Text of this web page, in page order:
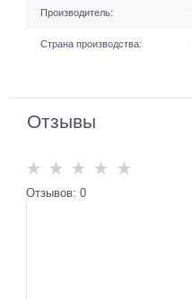
Производитель:
Страна производства:
Отзывы
Отзывов: 0